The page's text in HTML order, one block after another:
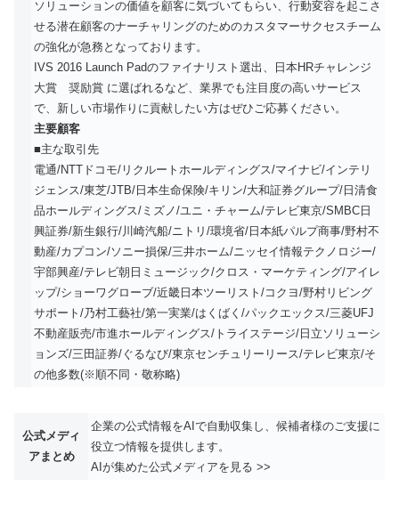
ソリューションの価値を顧客に気づいてもらい、行動変容を起こさ
せる潜在顧客のナーチャリングのためのカスタマーサクセスチーム
の強化が急務となっております。
IVS 2016 Launch Padのファイナリスト選出、日本HRチャレンジ
大賞 奨励賞 に選ばれるなど、業界でも注目度の高いサービス
で、新しい市場作りに貢献したい方はぜひご応募ください。
主要顧客
■主な取引先
電通/NTTドコモ/リクルートホールディングス/マイナビ/インテリ
ジェンス/東芝/JTB/日本生命保険/キリン/大和証券グループ/日清食
品ホールディングス/ミズノ/ユニ・チャーム/テレビ東京/SMBC日
興証券/新生銀行/川崎汽船/ニトリ/環境省/日本紙パルプ商事/野村不
動産/カプコン/ソニー損保/三井ホーム/ニッセイ情報テクノロジー/
宇部興産/テレビ朝日ミュージック/クロス・マーケティング/アイレ
ップ/ショーワグローブ/近畿日本ツーリスト/コクヨ/野村リビング
サポート/乃村工藝社/第一実業/はくばく/パックエックス/三菱UFJ
不動産販売/市進ホールディングス/トライステージ/日立ソリューシ
ョンズ/三田証券/ぐるなび/東京センチュリーリース/テレビ東京/そ
の他多数(※順不同・敬称略)
公式メディ
アまとめ
企業の公式情報をAIで自動収集し、候補者様のご支援に
役立つ情報を提供します。
AIが集めた公式メディアを見る >>